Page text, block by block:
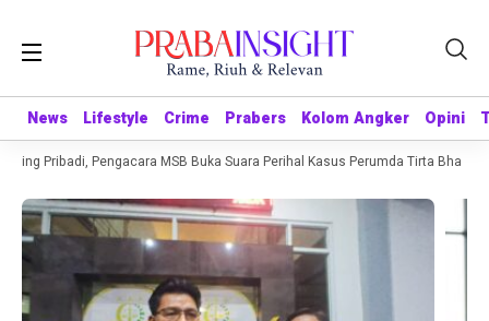
News Lifestyle Crime Prabers Kolom Angker Opini
News Lifestyle Crime Prabers Kolom Angker Opini
Pribadi, Pengacara MSB Buka Suara Perihal Kasus Perumda Tirta